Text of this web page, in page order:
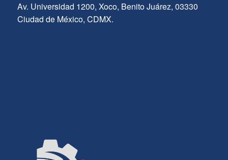
Av. Universidad 1200, Xoco, Benito Juárez, 03330
Ciudad de México, CDMX.